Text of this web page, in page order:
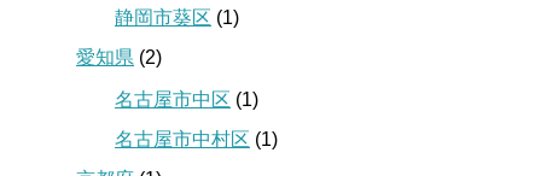
静岡市葵区 (1)
愛知県 (2)
名古屋市中区 (1)
名古屋市中村区 (1)